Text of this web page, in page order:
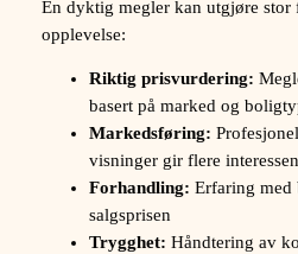
En dyktig megler kan utgjøre
opplevelse:
Riktig prisvurdering:
basert på marked og
Markedsføring:
visninger gir flere
Forhandling: Erfaring med
salgsprisen
Trygghet: Håndtering av